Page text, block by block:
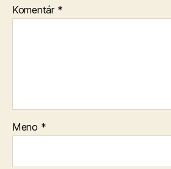
Komentár *
Meno *